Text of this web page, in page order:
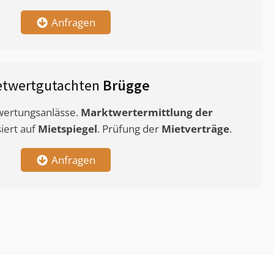
Anfragen
Brügge
Marktwertermittlungder
aufMietspiegel. Prüfung der Mietverträge.
Anfragen